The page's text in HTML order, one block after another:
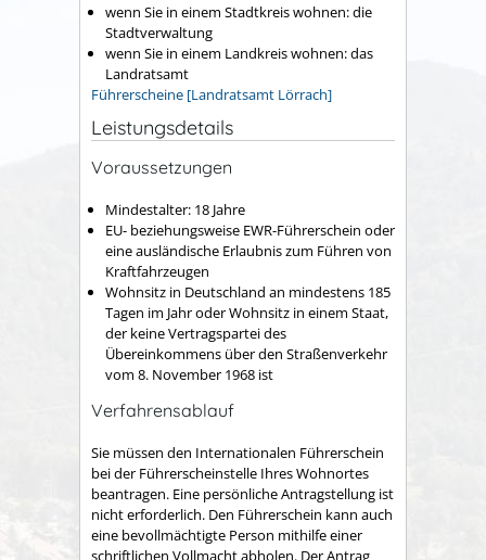
wenn Sie in einem Stadtkreis wohnen: die
Stadtverwaltung
wenn Sie in einem Landkreis wohnen: das
Landratsamt
Führerscheine [Landratsamt Lörrach]
Leistungsdetails
Voraussetzungen
Mindestalter: 18 Jahre
EU- beziehungsweise EWR-Führerschein oder
eine ausländische Erlaubnis zum Führen von
Kraftfahrzeugen
Wohnsitz in Deutschland an mindestens 185
Tagen im Jahroder Wohnsitz in einem Staat,
der keine Vertragspartei des
Übereinkommens über den Straßenverkehr
vom 8. November 1968 ist
Verfahrensablauf
Sie müssen den Internationalen Führerschein
bei der Führerscheinstelle Ihres Wohnortes
beantragen. Eine persönliche Antragstellung ist
nicht erforderlich. Den Führerschein kann auch
eine bevollmächtigte Person mithilfe einer
schriftlichen Vollmacht abholen. Der Antrag